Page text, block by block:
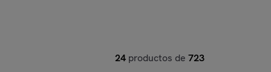
24 productos de 723